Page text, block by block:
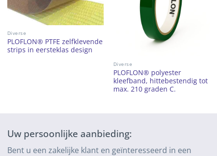
Diverse
PLOFLON® PTFE zelfklevende
strips in eersteklas design
Diverse
PLOFLON® polyester
kleefband, hittebestendig tot
max. 210 graden C.
Uw persoonlijke aanbieding:
Bent u een zakelijke klant en geïnteresseerd in een